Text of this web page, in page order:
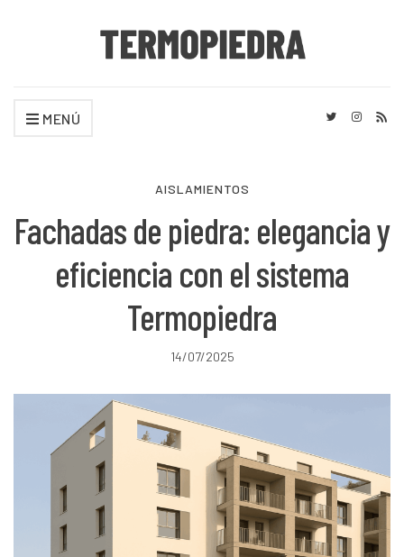
MENÚ
AISLAMIENTOS
Fachadas de piedra: elegancia y
eficiencia con el sistema
Termopiedra
14/07/2025